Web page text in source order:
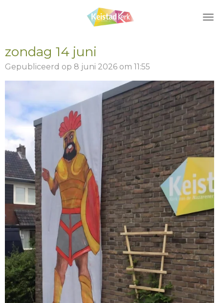
hoofdinhoud
zondag 14 juni
Gepubliceerd op 8 juni 2026 om 11:55